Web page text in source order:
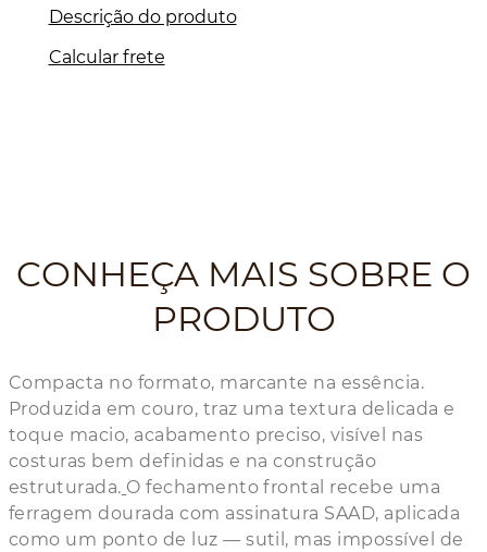
Descrição do produto
Calcular frete
CONHEÇA MAIS SOBRE O
PRODUTO
Compacta no formato, marcante na essência.
Produzida em couro, traz uma textura delicada e
toque macio, acabamento preciso, visível nas
costuras bem definidas e na construção
estruturada. O fechamento frontal recebe uma
ferragem dourada com assinatura SAAD, aplicada
como um ponto de luz — sutil, mas impossível de